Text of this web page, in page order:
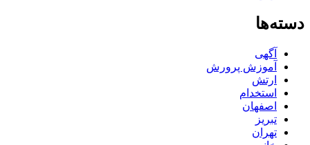
دسته‌ها
آگهی
آموزش پرورش
ارتش
استخدام
اصفهان
تبریز
تهران